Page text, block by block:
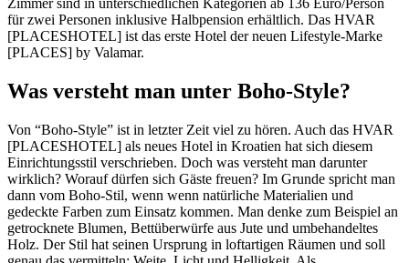
Zimmer sind in unterschiedlichen Kategorien ab 136 Euro/Person
für zwei Personen inklusive Halbpension erhältlich. Das HVAR
[PLACESHOTEL] ist das erste Hotel der neuen Lifestyle-Marke
[PLACES] by Valamar.
Was versteht man unter Boho-Style?
Von “Boho-Style” ist in letzter Zeit viel zu hören. Auch das HVAR
[PLACESHOTEL] als neues Hotel in Kroatien hat sich diesem
Einrichtungsstil verschrieben. Doch was versteht man darunter
wirklich? Worauf dürfen sich Gäste freuen? Im Grunde spricht man
dann vom Boho-Stil, wenn wenn natürliche Materialien und
gedeckte Farben zum Einsatz kommen. Man denke zum Beispiel an
getrocknete Blumen, Bettüberwürfe aus Jute und umbehandeltes
Holz. Der Stil hat seinen Ursprung in loftartigen Räumen und soll